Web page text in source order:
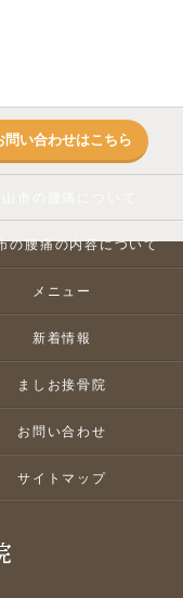
問い合わせはこちら
の腰痛の内容について
メニュー
新着情報
ましお接骨院
お問い合わせ
サイトマップ